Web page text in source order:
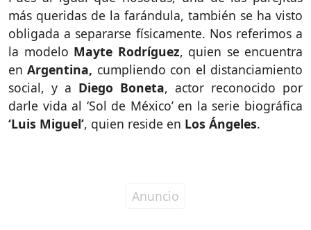
más queridas de la farándula, también se ha visto
obligada a separarse físicamente. Nos referimos a
la modelo Mayte Rodríguez, quien se encuentra
enArgentina, cumpliendo con el distanciamiento
social, y a Diego Boneta, actor reconocido por
darle vida al ‘Sol de México’ en la serie biográfica
‘Luis Miguel’, quien reside en Los Ángeles.